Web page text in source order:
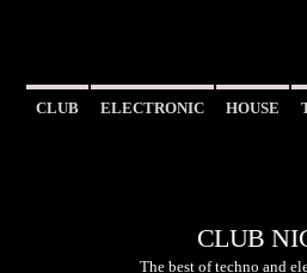
CLUB ELECTRONIC HOUSE
CLUB
The best of techno and